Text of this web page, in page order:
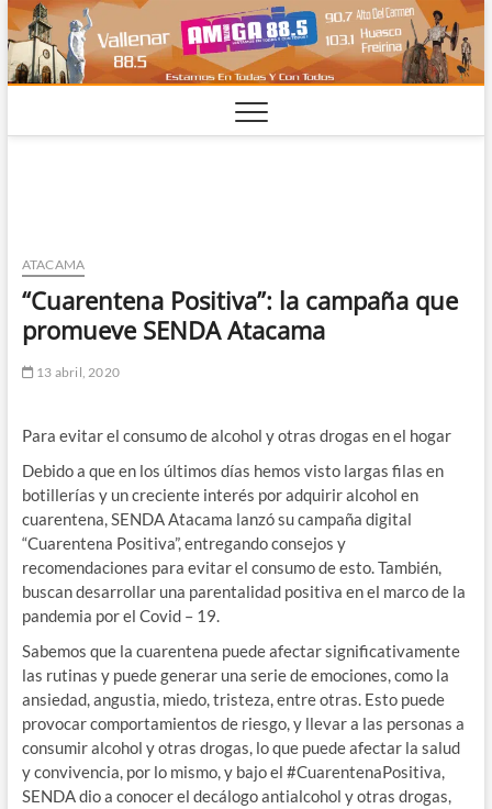
Saltar
al
contenido
ATACAMA
“Cuarentena Positiva”: la campaña que
promueve SENDA Atacama
13 abril, 2020
Para evitar el consumo de alcohol y otras drogas en el hogar
Debido a que en los últimos días hemos visto largas filas en
botillerías y un creciente interés por adquirir alcohol en
cuarentena, SENDA Atacama lanzó su campaña digital
“Cuarentena Positiva”, entregando consejos y
recomendaciones para evitar el consumo de esto. También,
buscan desarrollar una parentalidad positiva en el marco de la
pandemia por el Covid – 19.
Sabemos que la cuarentena puede afectar significativamente
las rutinas y puede generar una serie de emociones, como la
ansiedad, angustia, miedo, tristeza, entre otras. Esto puede
provocar comportamientos de riesgo, y llevar a las personas a
consumir alcohol y otras drogas, lo que puede afectar la salud
y convivencia, por lo mismo, y bajo el #CuarentenaPositiva,
SENDA dio a conocer el decálogo antialcohol y otras drogas,